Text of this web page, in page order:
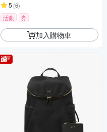
5 (6)
活動 券
加入購物車